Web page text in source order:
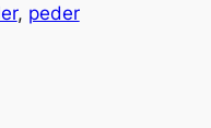
, peder